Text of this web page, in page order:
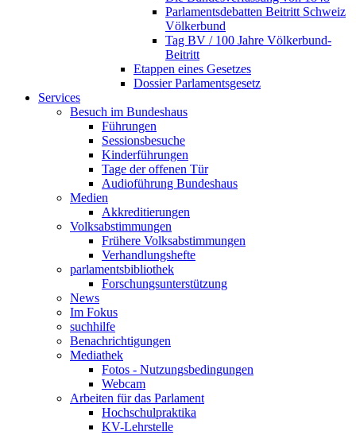
Parlamentsdebatten Beitritt Schweiz
Völkerbund
Tag BV / 100 Jahre Völkerbund-
Beitritt
Etappen eines Gesetzes
Dossier Parlamentsgesetz
Services
Besuch im Bundeshaus
Führungen
Sessionsbesuche
Kinderführungen
Tage der offenen Tür
Audioführung Bundeshaus
Medien
Akkreditierungen
Volksabstimmungen
Frühere Volksabstimmungen
Verhandlungshefte
parlamentsbibliothek
Forschungsunterstützung
News
Im Fokus
suchhilfe
Benachrichtigungen
Mediathek
Fotos - Nutzungsbedingungen
Webcam
Arbeiten für das Parlament
Hochschulpraktika
KV-Lehrstelle